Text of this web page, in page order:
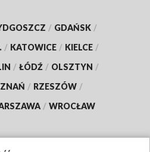
/ GDAŃSK /
/ KATOWICE / KIELCE /
/ ŁÓDŹ / OLSZTYN /
/ RZESZÓW /
/ WROCŁAW